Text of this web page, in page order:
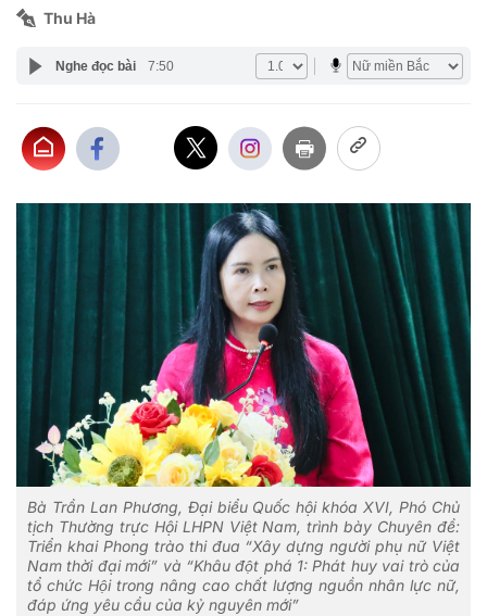
Thu Hà
Nghe đọc bài 7:50
Bà Trần Lan Phương, Đại biểu Quốc hội khóa XVI, Phó Chủ
tịch Thường trực Hội LHPN Việt Nam, trình bày Chuyên đề:
Triển khai Phong trào thi đua “Xây dựng người phụ nữ Việt
Nam thời đại mới” và “Khâu đột phá 1: Phát huy vai trò của
tổ chức Hội trong nâng cao chất lượng nguồn nhân lực nữ,
đáp ứng yêu cầu của kỷ nguyên mới”